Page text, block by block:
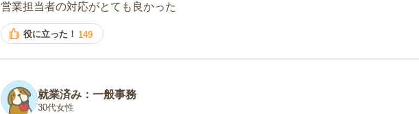
営業担当者の対応がとても良かった
役に立った！ 149
就業済み：一般事務
30代女性